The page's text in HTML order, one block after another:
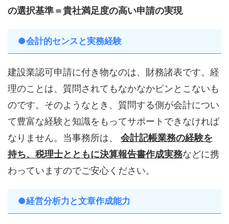
の選択基準＝貴社満足度の高い申請の実現
●会計的センスと実務経験
建設業認可申請に付き物なのは、財務諸表です。経
理のことは、質問されてもなかなかピンとこないも
のです。そのようなとき、質問する側が会計につい
て豊富な経験と知識をもってサポートできなければ
なりません。当事務所は、 会計記帳業務の経験を
持ち、税理士とともに決算報告書作成実務などに携
わっていますのでご安心ください。
●経営分析力と文章作成能力